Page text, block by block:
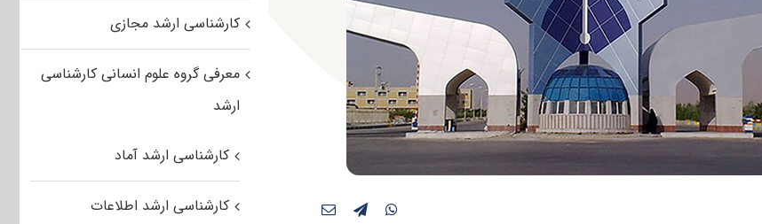
کارشناسی ارشد مجازی
معرفی گروه علوم انسانی کارشناسی
ارشد
کارشناسی ارشد آماد
کارشناسی ارشد اطلاعات